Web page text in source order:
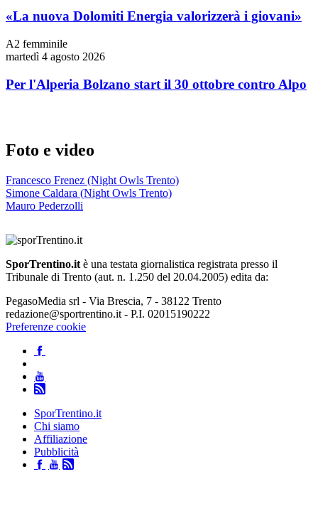
«La nuova Dolomiti Energia valorizzerà i giovani»
A2 femminile
martedì 4 agosto 2026
Per l'Alperia Bolzano start il 30 ottobre contro Alpo
Foto e video
Francesco Frenez (Night Owls Trento)
Simone Caldara (Night Owls Trento)
Mauro Pederzolli
SporTrentino.it è una testata giornalistica registrata presso il
Tribunale di Trento (aut. n. 1.250 del 20.04.2005) edita da:
PegasoMedia srl - Via Brescia, 7 - 38122 Trento
redazione@sportrentino.it - P.I. 02015190222
Preferenze cookie
SporTrentino.it
Chi siamo
Affiliazione
Pubblicità